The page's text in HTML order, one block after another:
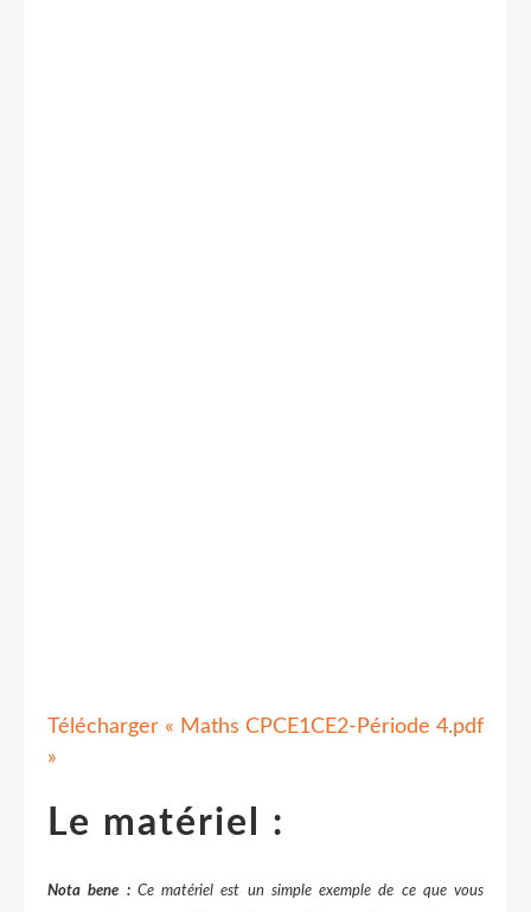
Télécharger « Maths CPCE1CE2-Période 4.pdf
»
Le matériel :
Nota bene :Ce matériel est un simple exemple de ce que vous